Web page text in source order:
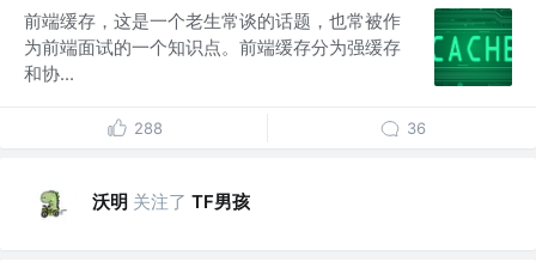
前端缓存，这是一个老生常谈的话题，也常被作
为前端面试的一个知识点。前端缓存分为强缓存
和协...
288 36
沃明 关注了 TF男孩